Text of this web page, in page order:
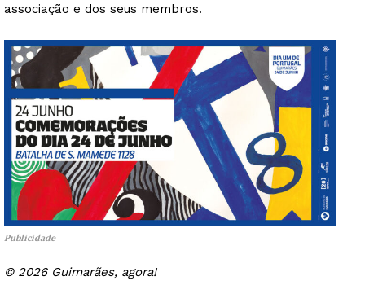
associação e dos seus membros.
Publicidade
© 2026 Guimarães, agora!